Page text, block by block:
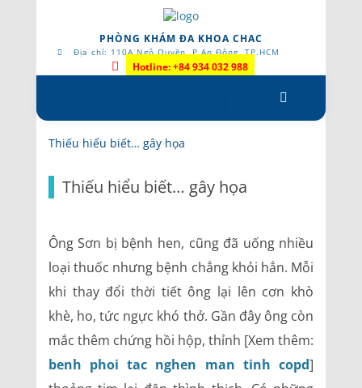
PHÒNG KHÁM ĐA KHOA CHAC
Địa chỉ: 110A Ngô Quyền, P.An Đông, TP.HCM
Hotline: +84 934 032 988
to
Thiếu hiểu biết… gây họa
Thiếu hiểu biết… gây họa
Ông Sơn bị bệnh hen, cũng đã uống nhiều
loại thuốc nhưng bệnh chẳng khỏi hẳn. Mỗi
khi thay đổi thời tiết ông lại lên cơn khò
khè, ho, tức ngực khó thở. Gần đây ông còn
mắc thêm chứng hồi hộp, thỉnh [Xem thêm:
benh phoi tac nghen man tinh copd]